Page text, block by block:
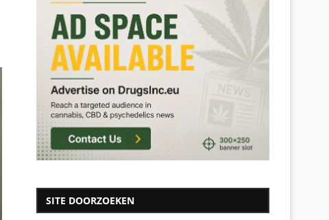
SITE DOORZOEKEN